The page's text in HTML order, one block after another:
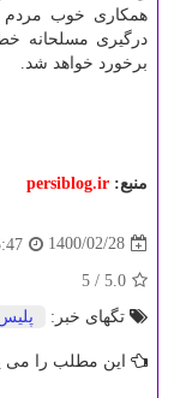
همکاری خوب مردم
درگیری مسلحانه
برخورد خواهد شد.
منبع: persiblog.ir
1400/02/28
5.0
/ 5
تگهای خبر:
این مطلب را می